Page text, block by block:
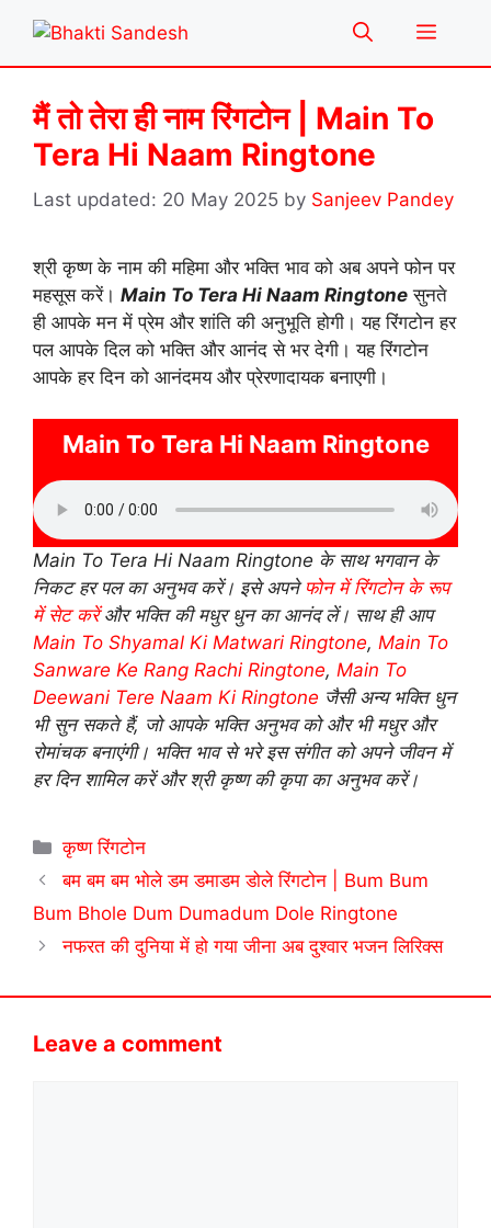
content
Menu
मैं तो तेरा ही नाम रिंगटोन | Main To
Tera Hi Naam Ringtone
20 May 2025 by Sanjeev Pandey
श्री कृष्ण के नाम की महिमा और भक्ति भाव को अब अपने फोन पर
महसूस करें। Main To Tera Hi Naam Ringtone सुनते
ही आपके मन में प्रेम और शांति की अनुभूति होगी। यह रिंगटोन हर
पल आपके दिल को भक्ति और आनंद से भर देगी। यह रिंगटोन
आपके हर दिन को आनंदमय और प्रेरणादायक बनाएगी।
Main To Tera Hi Naam Ringtone
Main To Tera Hi Naam Ringtone के साथ भगवान के
निकट हर पल का अनुभव करें। इसे अपने फोन में रिंगटोन के रूप
में सेट करेंऔर भक्ति की मधुर धुन का आनंद लें। साथ ही आप
Main To Shyamal Ki Matwari Ringtone, Main To
Sanware Ke Rang Rachi Ringtone, Main To
Deewani Tere Naam Ki Ringtone जैसी अन्य भक्ति धुन
भी सुन सकते हैं, जो आपके भक्ति अनुभव को और भी मधुर और
रोमांचक बनाएंगी। भक्ति भाव से भरे इस संगीत को अपने जीवन में
हर दिन शामिल करें और श्री कृष्ण की कृपा का अनुभव करें।
Categories
कृष्ण रिंगटोन
बम बम बम भोले डम डमाडम डोले रिंगटोन | Bum Bum
Bum Bhole Dum Dumadum Dole Ringtone
नफरत की दुनिया में हो गया जीना अब दुश्वार भजन लिरिक्स
Leave a comment